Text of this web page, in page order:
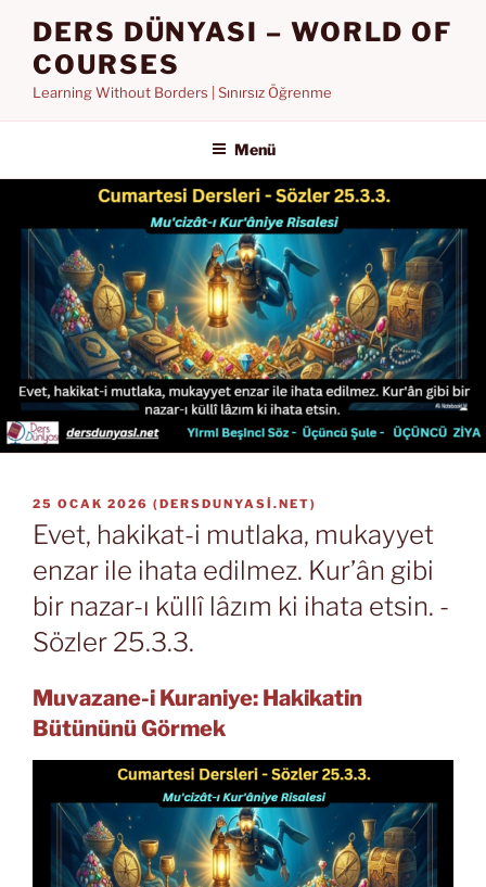
DERS DÜNYASI – WORLD OF
COURSES
Learning Without Borders | Sınırsız Öğrenme
Menü
YAYIM
TARIHI
25 OCAK 2026 (DERSDUNYASI.NET)
Evet, hakikat-i mutlaka, mukayyet
enzar ile ihata edilmez. Kur’ân gibi
bir nazar-ı küllî lâzım ki ihata etsin. -
Sözler 25.3.3.
Muvazane-i Kuraniye: Hakikatin
Bütününü Görmek